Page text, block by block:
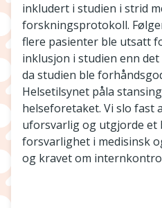
inkludert i studien i strid
forskningsprotokoll.
flere pasienter ble utsatt
inklusjon i studien enn
da studien ble
Helsetilsynet påla
helseforetaket. Vi slo fast
uforsvarlig og utgjorde et
forsvarlighet i medisinsk
og kravet om